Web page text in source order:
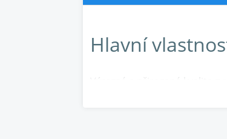
Hlavní
Výrazná a přirozená kvalita
Exkluzivní středně šedý lak/